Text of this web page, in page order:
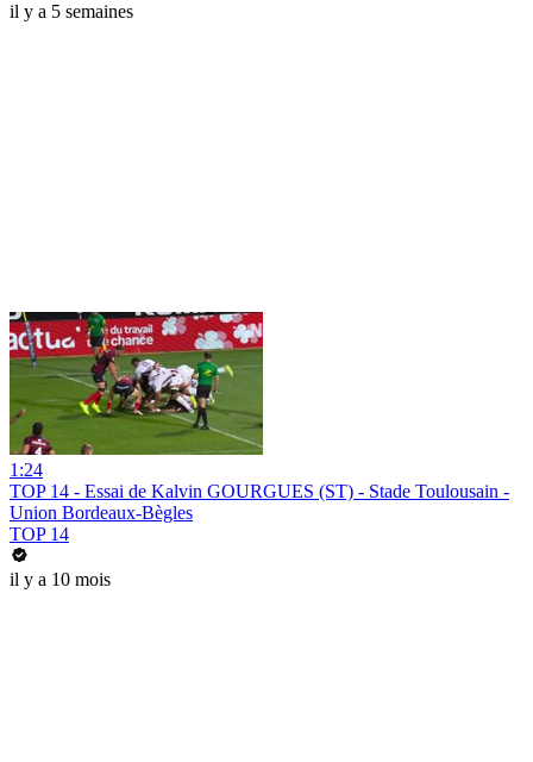
il y a 5 semaines
1:24
TOP 14 - Essai de Kalvin GOURGUES (ST) - Stade Toulousain -
Union Bordeaux-Bègles
TOP 14
il y a 10 mois